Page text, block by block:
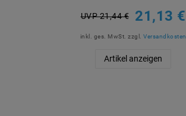
UVP 21,44 € 21,13 €
inkl. ges. MwSt. zzgl. Versandkosten
Artikel anzeigen